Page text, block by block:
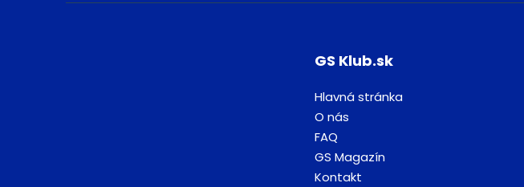
GS Klub.sk
Hlavná stránka
O nás
FAQ
GS Magazín
Kontakt